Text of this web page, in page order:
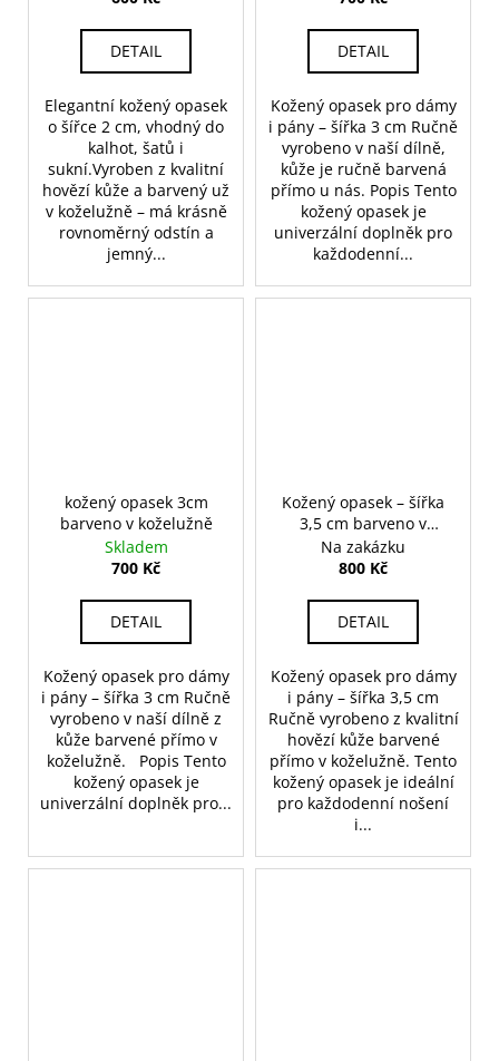
DETAIL
Elegantní kožený opasek
o šířce 2 cm, vhodný do
kalhot, šatů i
sukní.Vyroben z kvalitní
hovězí kůže a barvený už
v koželužně – má krásně
rovnoměrný odstín a
jemný...
DETAIL
Kožený opasek pro dámy
i pány – šířka 3 cm Ručně
vyrobeno v naší dílně,
kůže je ručně barvená
přímo u nás. Popis Tento
kožený opasek je
univerzální doplněk pro
každodenní...
kožený opasek 3cm
barveno v koželužně
Skladem
700 Kč
DETAIL
Kožený opasek pro dámy
i pány – šířka 3 cm Ručně
vyrobeno v naší dílně z
kůže barvené přímo v
koželužně. Popis Tento
kožený opasek je
univerzální doplněk pro...
Kožený opasek – šířka
3,5 cm barveno v
koželužně
Na zakázku
800 Kč
DETAIL
Kožený opasek pro dámy
i pány – šířka 3,5 cm
Ručně vyrobeno z kvalitní
hovězí kůže barvené
přímo v koželužně. Tento
kožený opasek je ideální
pro každodenní nošení
i...